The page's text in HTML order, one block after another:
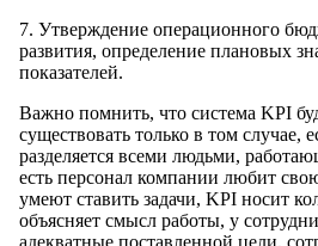
7. Утверждение операционного
развития, определение плановых
показателей.
Важно помнить, что система KPI
существовать только в том случае,
разделяется всеми людьми,
есть персонал компании любит
умеют ставить задачи, KPI носит
объясняет смысл работы, у
адекватные поставленной цели,